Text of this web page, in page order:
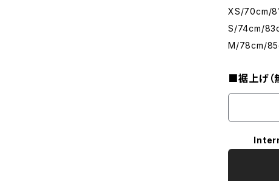
XS/70cm/
S/74cm/
M/78cm/
■裾上げ（